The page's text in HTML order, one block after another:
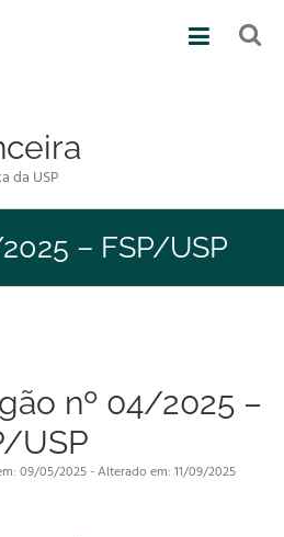
da USP
– FSP/USP
nº 04/2025 –
USP
09/05/2025 - Alterado em: 11/09/2025